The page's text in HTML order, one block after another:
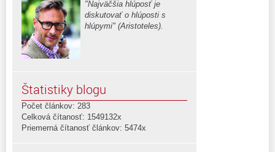
"Najväčšia hlúposť je
diskutovať o hlúposti s
hlúpymi" (Aristoteles).
Štatistiky blogu
Počet článkov: 283
Celková čítanosť: 1549132x
Priemerná čítanosť článkov: 5474x